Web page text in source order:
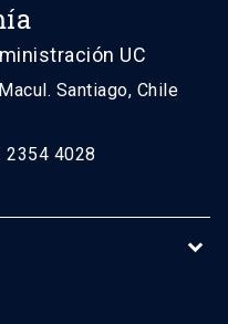
UC
Santiago, Chile
2354 4028